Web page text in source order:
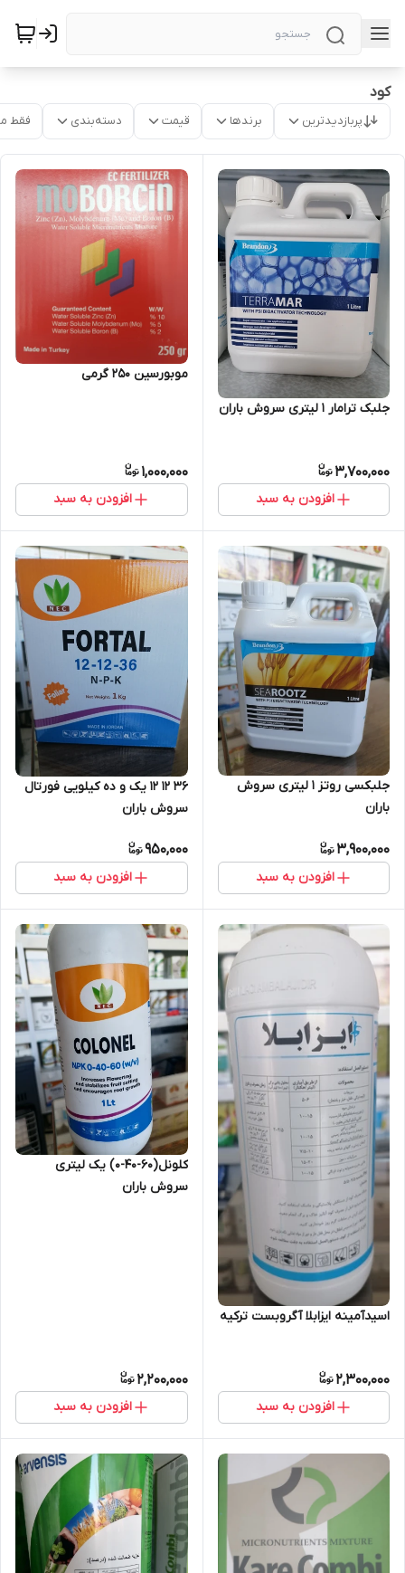
کود
پربازدیدترین برندها قیمت دسته‌بندی فقط
جلبک ترامار ۱ لیتری سروش باران
3,700,000
افزودن به سبد
موبورسین 250 گرمی
1,000,000
افزودن به سبد
جلبکسی روتز ۱ لیتری سروش
باران
3,900,000
افزودن به سبد
۳۶ ۱۲ ۱۲ یک و ده کیلویی فورتال
سروش باران
950,000
افزودن به سبد
اسیدآمینه ایزابلا آگروبست ترکیه
2,300,000
افزودن به سبد
کلونل(۶۰-۴۰-۰) یک لیتری
سروش باران
2,200,000
افزودن به سبد